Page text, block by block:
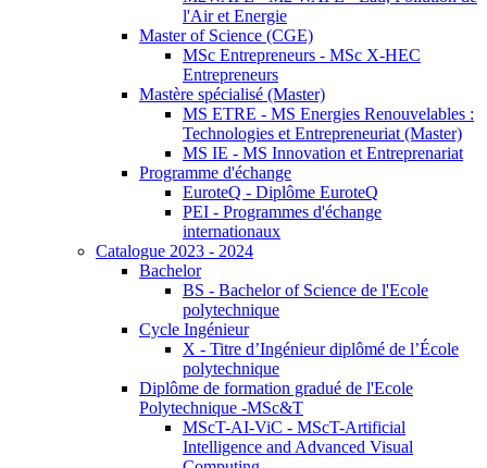
l'Air et Energie
Master of Science (CGE)
MSc Entrepreneurs - MSc X-HEC
Entrepreneurs
Mastère spécialisé (Master)
MS ETRE - MS Energies Renouvelables :
Technologies et Entrepreneuriat (Master)
MS IE - MS Innovation et Entreprenariat
Programme d'échange
EuroteQ - Diplôme EuroteQ
PEI - Programmes d'échange
internationaux
Catalogue 2023 - 2024
Bachelor
BS - Bachelor of Science de l'Ecole
polytechnique
Cycle Ingénieur
X - Titre d’Ingénieur diplômé de l’École
polytechnique
Diplôme de formation gradué de l'Ecole
Polytechnique -MSc&T
MScT-AI-ViC - MScT-Artificial
Intelligence and Advanced Visual